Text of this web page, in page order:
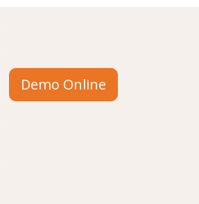
Demo Online